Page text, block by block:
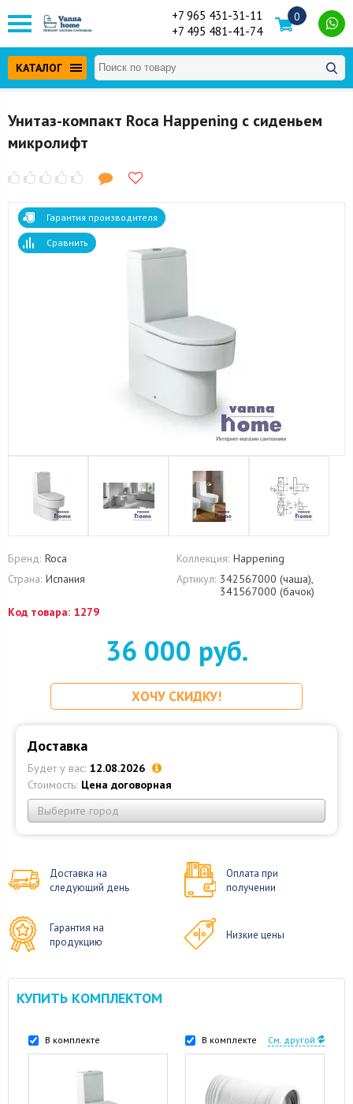
+7 965 431-31-11
+7 495 481-41-74
0
КАТАЛОГ
Унитаз-компакт Roca Happening с сиденьем
микролифт
Гарантия производителя
Сравнить
Бренд: Roca Коллекция: Happening
Страна: Испания Артикул: 342567000 (чаша),
341567000 (бачок)
Код товара: 1279
36 000 руб.
ХОЧУ СКИДКУ!
Доставка
Будет у вас: 12.08.2026
Стоимость: Цена договорная
Выберите город
Доставка на
следующий день
Оплата при
получении
Гарантия на
продукцию
Низкие цены
КУПИТЬ КОМПЛЕКТОМ
В комплекте В комплекте См. другой